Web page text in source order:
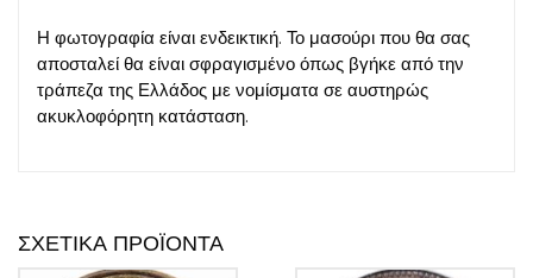
Η φωτογραφία είναι ενδεικτική. Το μασούρι που θα σας
αποσταλεί θα είναι σφραγισμένο όπως βγήκε από την
τράπεζα της Ελλάδος με νομίσματα σε αυστηρώς
ακυκλοφόρητη κατάσταση.
ΣΧΕΤΙΚΆ ΠΡΟΪΌΝΤΑ